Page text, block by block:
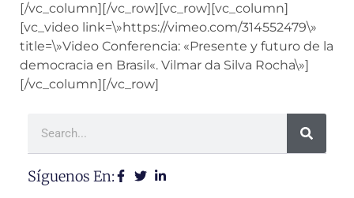
[/vc_column][/vc_row][vc_row][vc_column]
[vc_video link=\»https://vimeo.com/314552479\»
title=\»Video Conferencia: «Presente y futuro de la
democracia en Brasil«. Vilmar da Silva Rocha\»]
[/vc_column][/vc_row]
Síguenos En: